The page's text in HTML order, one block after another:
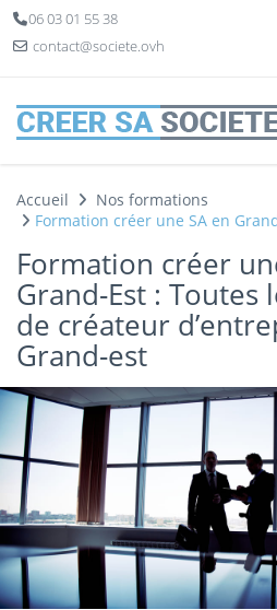
06 03 01 55 38
contact@societe.ovh
Accueil
Nos formations
Formation créer une SA en
Formation créer
Grand-Est :
de créateur
Grand-est
Panneau de gestion des cookies